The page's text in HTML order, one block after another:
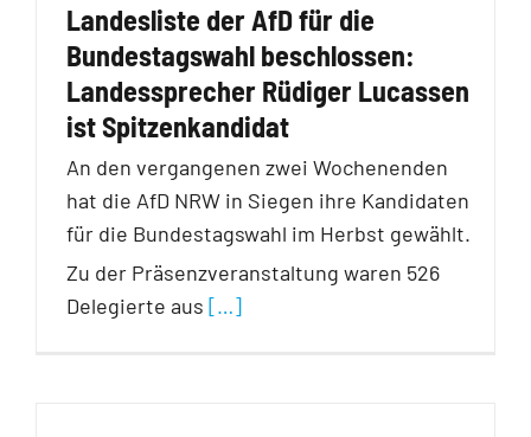
Landesliste der AfD für die
Bundestagswahl beschlossen:
Landessprecher Rüdiger Lucassen
ist Spitzenkandidat
An den vergangenen zwei Wochenenden
hat die AfD NRW in Siegen ihre Kandidaten
für die Bundestagswahl im Herbst gewählt.
Zu der Präsenzveranstaltung waren 526
Delegierte aus […]